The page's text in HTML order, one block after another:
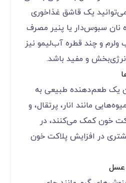
یک قاشق غذاخوری
نان سبوس‌دار یا پنیر مصرف
و چند قطره آب‌لیمو نیز
و مفید باشد.
یک طعم‌دهنده طبیعی به
مانند انار، پرتقال، و
خون کمک می‌کنند، در
در افزایش پلاکت خون